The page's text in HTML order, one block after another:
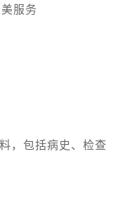
服务
包括病史、检查